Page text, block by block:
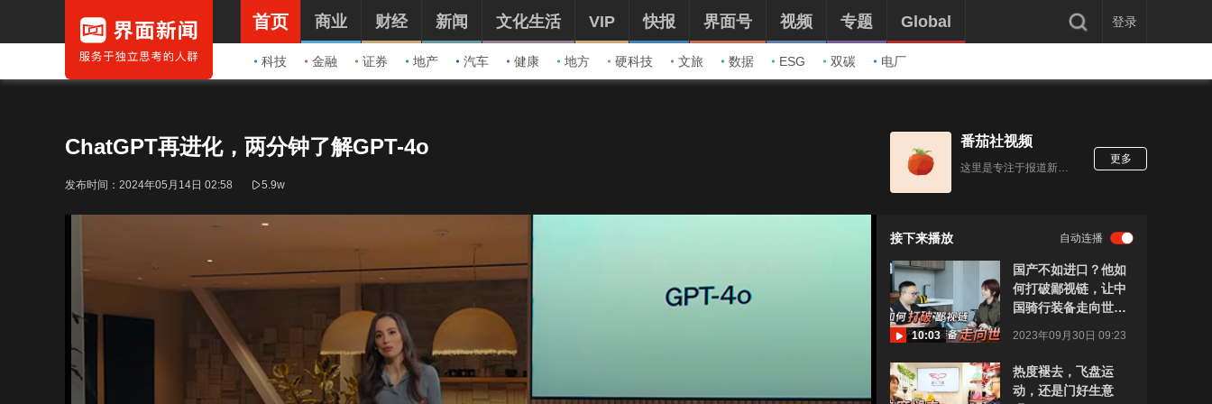
首页
科技 金融 证券 地产 汽车 健康 地方 硬科技 文旅 数据 ESG 双碳 电厂
商业 财经 新闻 文化生活 VIP 快报 界面号 视频 专题 Global 登录
ChatGPT再进化，两分钟了解GPT-4o
发布时间： 2024年05月14日 02:58 5.9w
番茄社视频
这里是专注于报道新鲜数码酷玩产品的番茄社，由社长李大飞和副社长钢炮组成。
更多
接下来播放 自动连播
10:03
国产不如进口？他如
何打破鄙视链，让中
国骑行装备走向世
2023年09月30日 09:23
热度褪去，飞盘运
动，还是门好生意